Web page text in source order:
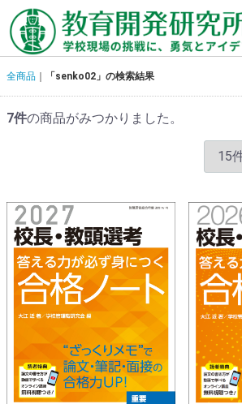
全商品 「senko02」の検索結果
7件の商品がみつかりました。